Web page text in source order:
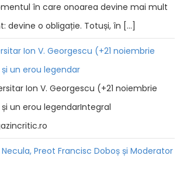
în care onoarea devine mai mult
devine o obligație. Totuși, în […]
Ion V. Georgescu (+21 noiembrie
un erou legendar
Ion V. Georgescu (+21 noiembrie
un erou legendarIntegral
Preot Francisc Doboș și Moderator